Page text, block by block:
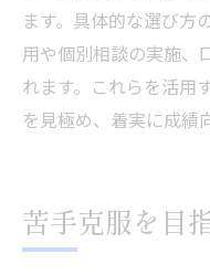
ます。具体的な選び方
用や個別相談の実施、
れます。これらを活用
を見極め、着実に成績
苦手克服を目